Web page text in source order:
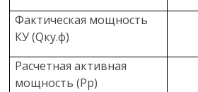
Фактическая мощность
КУ (Qку.ф)
Расчетная активная
мощность (Pр)